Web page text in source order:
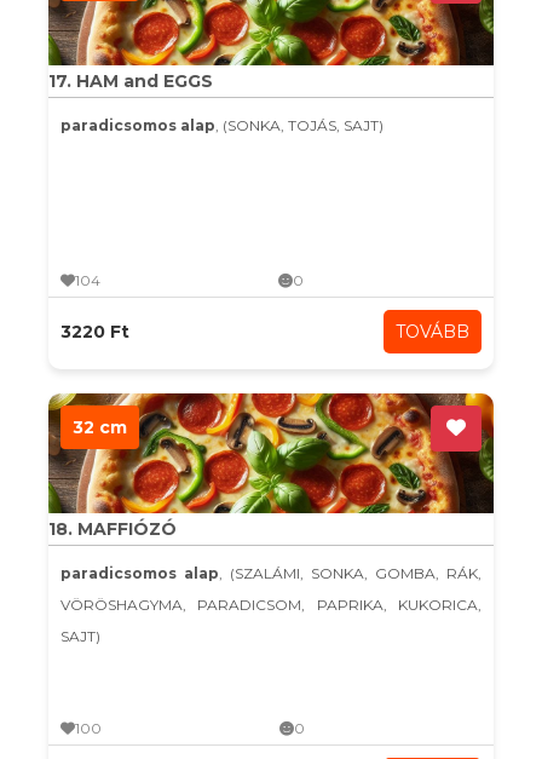
17. HAM and EGGS
paradicsomos alap, (SONKA, TOJÁS, SAJT)
104 0
3220 Ft TOVÁBB
32 cm
18. MAFFIÓZÓ
paradicsomos alap, (SZALÁMI, SONKA, GOMBA, RÁK,
VÖRÖSHAGYMA, PARADICSOM, PAPRIKA, KUKORICA,
SAJT)
100 0